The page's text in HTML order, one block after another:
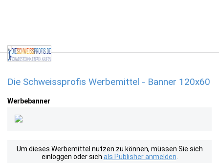
Die Schweissprofis Werbemittel - Banner 120x60
Werbebanner
Um dieses Werbemittel nutzen zu können, müssen Sie sich
einloggen oder sich als Publisher anmelden